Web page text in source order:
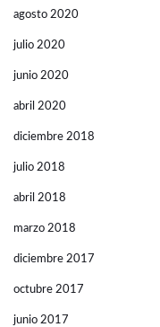
agosto 2020
julio 2020
junio 2020
abril 2020
diciembre 2018
julio 2018
abril 2018
marzo 2018
diciembre 2017
octubre 2017
junio 2017